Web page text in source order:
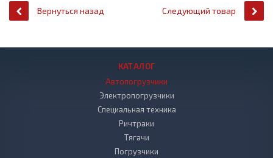
Вернуться назад Следующий товар
КАТАЛОГ
Автопогрузчики
Электропогрузчики
Специальная техника
Ричтраки
Тягачи
Погрузчики